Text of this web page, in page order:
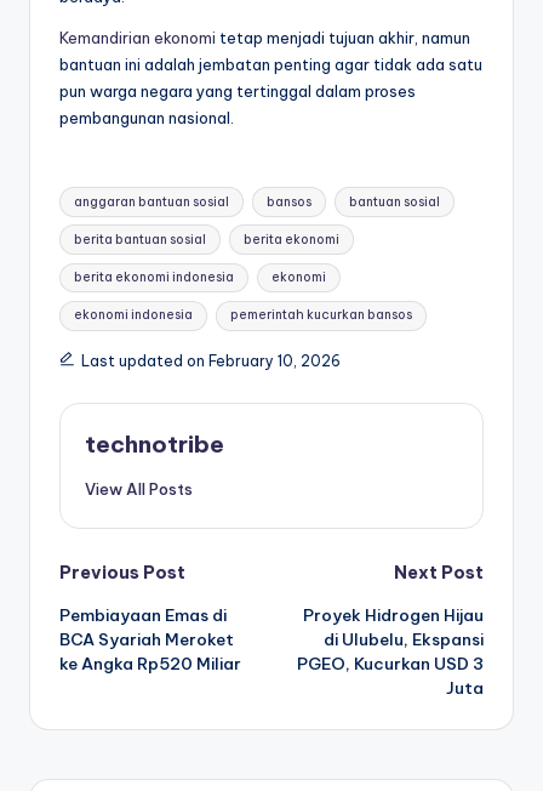
Kemandirian ekonomi tetap menjadi tujuan akhir, namun
bantuan ini adalah jembatan penting agar tidak ada satu
pun warga negara yang tertinggal dalam proses
pembangunan nasional.
Tags:
anggaran bantuan sosial bansos bantuan sosial
berita bantuan sosial berita ekonomi
berita ekonomi indonesia ekonomi
ekonomi indonesia pemerintah kucurkan bansos
Last updated on February 10, 2026
technotribe
View All Posts
Post
navigation
Previous Post
Pembiayaan Emas di
BCA Syariah Meroket
ke Angka Rp520 Miliar
Next Post
Proyek Hidrogen Hijau
di Ulubelu, Ekspansi
PGEO, Kucurkan USD 3
Juta